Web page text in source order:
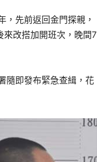
先前返回金門探親，
改搭加開班次，晚間7
隨即發布緊急查緝，花